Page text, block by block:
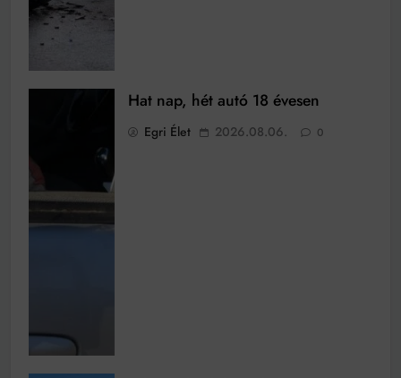
Hat nap, hét autó 18 évesen
Egri Élet 2026.08.06. 0